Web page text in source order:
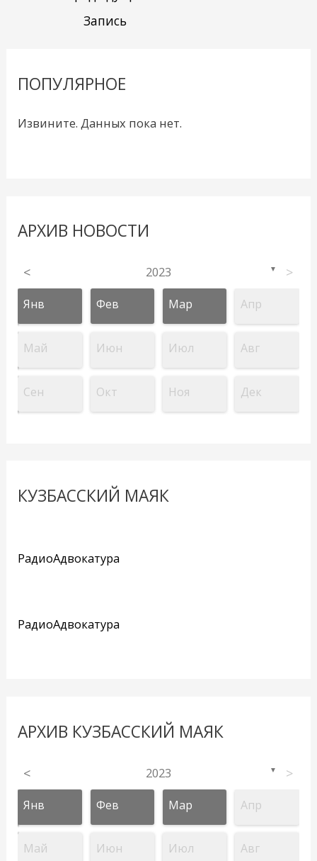
Запись
ПОПУЛЯРНОЕ
Извините. Данных пока нет.
АРХИВ НОВОСТИ
< 2023 ▼ >
Янв Фев Мар Апр
Май Июн Июл Авг
Сен Окт Ноя Дек
КУЗБАССКИЙ МАЯК
РадиоАдвокатура
РадиоАдвокатура
АРХИВ КУЗБАССКИЙ МАЯК
< 2023 ▼ >
Янв Фев Мар Апр
Май Июн Июл Авг